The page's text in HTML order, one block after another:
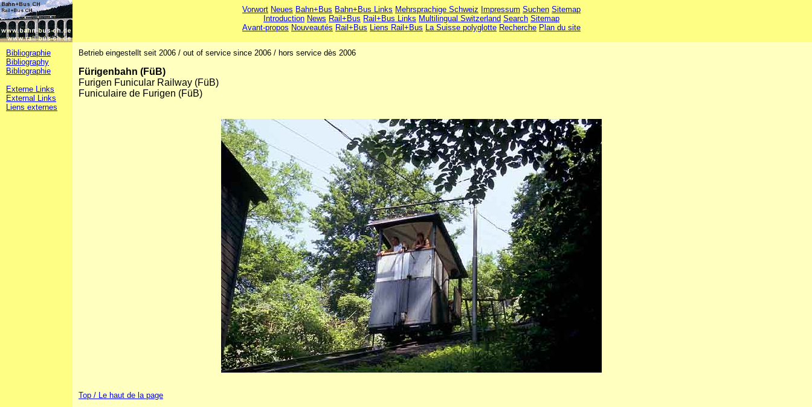
Vorwort Neues Bahn+Bus Bahn+Bus Links Mehrsprachige Schweiz Impressum Suchen Sitemap
Introduction News Rail+Bus Rail+Bus Links Multilingual Switzerland Search Sitemap
Avant-propos Nouveautés Rail+Bus Liens Rail+Bus La Suisse polyglotte Recherche Plan du site
Bibliographie
Bibliography
Bibliographie
Externe Links
External Links
Liens externes
Betrieb eingestellt seit 2006 / out of service since 2006 / hors service dès 2006
Fürigenbahn (FüB)
Furigen Funicular Railway (FüB)
Funiculaire de Furigen (FüB)
Top / Le haut de la page